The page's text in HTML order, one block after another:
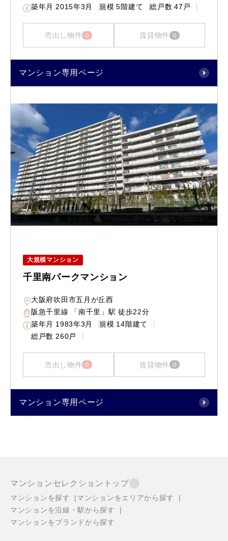
築年月 2015年3月 規模 5階建て 総戸数 47戸
売出し物件 0 賃貸物件 0
マンション専用ページ
大規模マンション
千里南パークマンション
大阪府吹田市五月が丘西
阪急千里線 「南千里」駅 徒歩22分
築年月 1983年3月 規模 14階建て
総戸数 260戸
売出し物件 0 賃貸物件 0
マンション専用ページ
マンションセレクショントップ
マンションを探す
マンションをエリアから探す
マンションを沿線・駅から探す
マンションをブランドから探す